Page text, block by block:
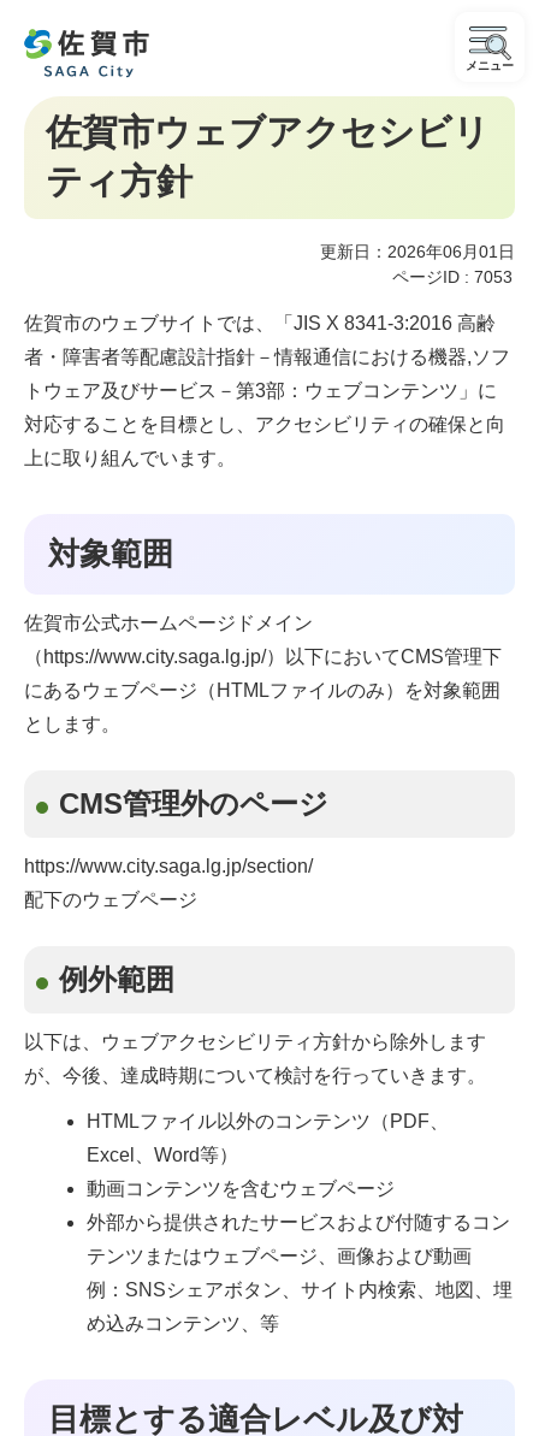
メニュー
佐賀市ウェブアクセシビリ
ティ方針
更新日：2026年06月01日
ページID : 7053
佐賀市のウェブサイトでは、「JIS X 8341-3:2016 高齢
者・障害者等配慮設計指針－情報通信における機器,ソフ
トウェア及びサービス－第3部：ウェブコンテンツ」に
対応することを目標とし、アクセシビリティの確保と向
上に取り組んでいます。
対象範囲
佐賀市公式ホームページドメイン
（https://www.city.saga.lg.jp/）以下においてCMS管理下
にあるウェブページ（HTMLファイルのみ）を対象範囲
とします。
CMS管理外のページ
https://www.city.saga.lg.jp/section/
配下のウェブページ
例外範囲
以下は、ウェブアクセシビリティ方針から除外します
が、今後、達成時期について検討を行っていきます。
HTMLファイル以外のコンテンツ（PDF、
Excel、Word等）
動画コンテンツを含むウェブページ
外部から提供されたサービスおよび付随するコン
テンツまたはウェブページ、画像および動画
例：SNSシェアボタン、サイト内検索、地図、埋
め込みコンテンツ、等
目標とする適合レベル及び対